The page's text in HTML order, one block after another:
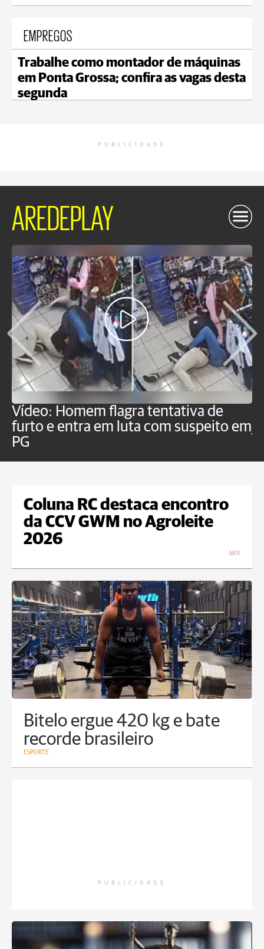
EMPREGOS
Trabalhe como montador de máquinas
em Ponta Grossa; confira as vagas desta
segunda
PUBLICIDADE
AREDEPLAY
Vídeo: Homem flagra tentativa de
furto e entra em luta com suspeito em
PG
Coluna RC destaca encontro
da CCV GWM no Agroleite
2026
MIX
Bitelo ergue 420 kg e bate
recorde brasileiro
ESPORTE
PUBLICIDADE